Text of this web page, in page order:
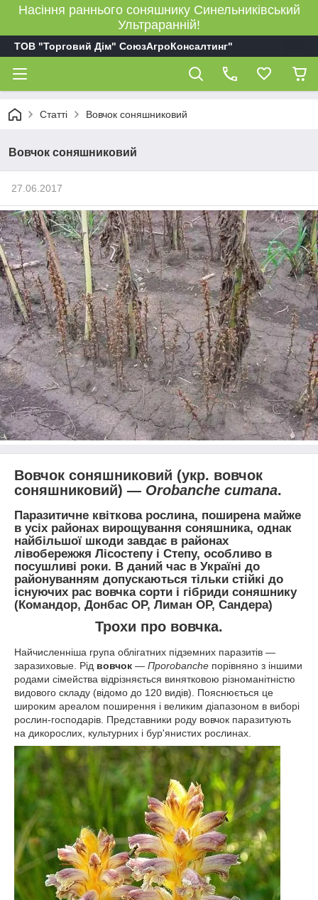
Насіння раннього соняшнику Синельниківський
Ультраранній!
ТОВ "Торговий Дім" СоюзАгроКонсалтинг"
Статті Вовчок соняшниковий
Вовчок соняшниковий
27.06.2017
Вовчок соняшниковий (укр. вовчок
соняшниковий) — Orobanche cumana.
Паразитичне квіткова рослина, поширена майже
в усіх районах вирощування соняшника, однак
найбільшої шкоди завдає в районах
лівобережжя Лісостепу і Степу, особливо в
посушливі роки. В даний час в Україні до
районуванням допускаються тільки стійкі до
існуючих рас вовчка сорти і гібриди соняшнику
(Командор, Донбас ОР, Лиман ОР, Сандера)
Трохи про вовчка.
Найчисленніша група облігатних підземних паразитів —
заразиховые. Рід вовчок — Проrobanche порівняно з іншими
родами сімейства відрізняється винятковою різноманітністю
видового складу (відомо до 120 видів). Пояснюється це
широким ареалом поширення і великим діапазоном в виборі
рослин-господарів. Представники роду вовчок паразитують
на дикорослих, культурних і бур'янистих рослинах.